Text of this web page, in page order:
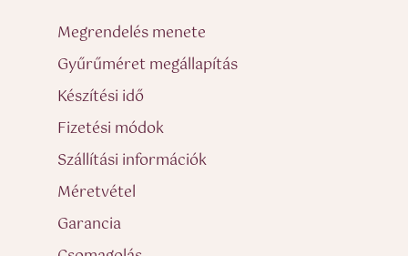
Megrendelés menete
Gyűrűméret megállapítás
Készítési idő
Fizetési módok
Szállítási információk
Méretvétel
Garancia